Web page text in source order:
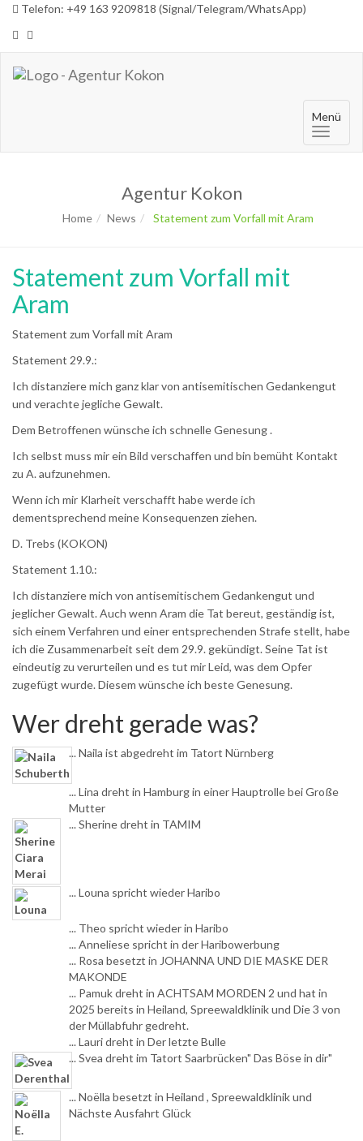
Telefon: +49 163 9209818 (Signal/Telegram/WhatsApp)
Menü
Agentur Kokon
Home News Statement zum Vorfall mit Aram
Statement zum Vorfall mit
Aram
Statement zum Vorfall mit Aram
Statement 29.9.:
Ich distanziere mich ganz klar von antisemitischen Gedankengut
und verachte jegliche Gewalt.
Dem Betroffenen wünsche ich schnelle Genesung .
Ich selbst muss mir ein Bild verschaffen und bin bemüht Kontakt
zu A. aufzunehmen.
Wenn ich mir Klarheit verschafft habe werde ich
dementsprechend meine Konsequenzen ziehen.
D. Trebs (KOKON)
Statement 1.10.:
Ich distanziere mich von antisemitischem Gedankengut und
jeglicher Gewalt. Auch wenn Aram die Tat bereut, geständig ist,
sich einem Verfahren und einer entsprechenden Strafe stellt, habe
ich die Zusammenarbeit seit dem 29.9. gekündigt. Seine Tat ist
eindeutig zu verurteilen und es tut mir Leid, was dem Opfer
zugefügt wurde. Diesem wünsche ich beste Genesung.
Wer dreht gerade was?
... Naila ist abgedreht im Tatort Nürnberg
... Lina dreht in Hamburg in einer Hauptrolle bei Große
Mutter
... Sherine dreht in TAMIM
... Louna spricht wieder Haribo
... Theo spricht wieder in Haribo
... Anneliese spricht in der Haribowerbung
... Rosa besetzt in JOHANNA UND DIE MASKE DER
MAKONDE
... Pamuk dreht in ACHTSAM MORDEN 2 und hat in
2025 bereits in Heiland, Spreewaldklinik und Die 3 von
der Müllabfuhr gedreht.
... Lauri dreht in Der letzte Bulle
... Svea dreht im Tatort Saarbrücken" Das Böse in dir"
... Noëlla besetzt in Heiland , Spreewaldklinik und
Nächste Ausfahrt Glück